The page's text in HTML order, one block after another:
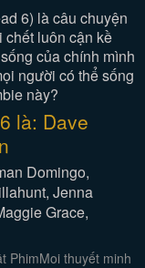
6) là câu chuyện
luôn cận kề
của chính mình
người có thể sống
này?
là: Dave
Domingo,
Jenna
Grace,
PhimMoi thuyết minh